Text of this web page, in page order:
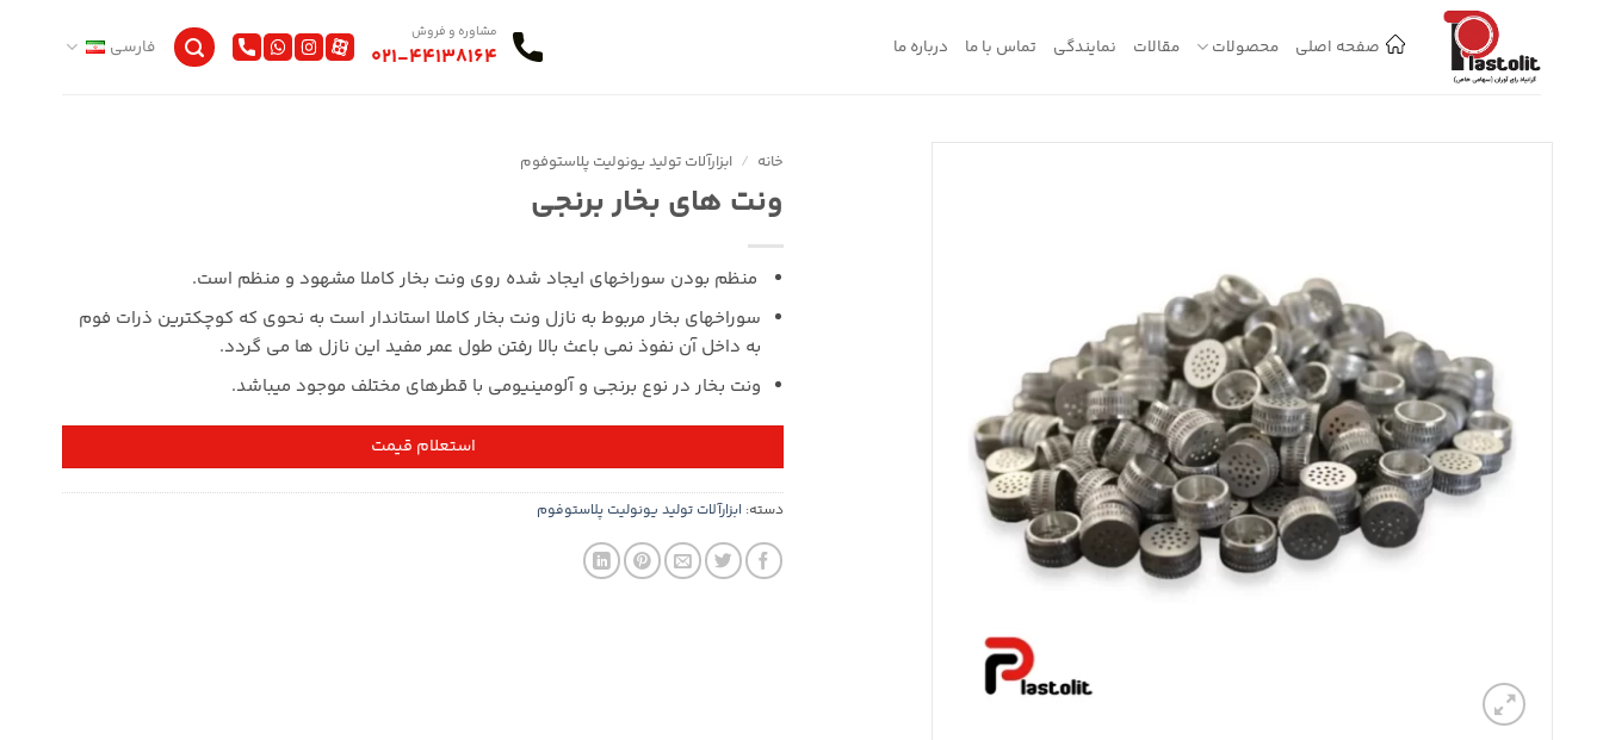
صفحه اصلی محصولات مقالات نمایندگی تماس با ما درباره ما
مشاوره و فروش
021-44138164 فارسی
خانه / ابزارآلات تولید یونولیت پلاستوفوم
ونت های بخار برنجی
منظم بودن سوراخهای ایجاد شده روی ونت بخار کاملا مشهود و منظم است.
سوراخهای بخار مربوط به نازل ونت بخار کاملا استاندار است به نحوی که کوچکترین ذرات فوم
به داخل آن نفوذ نمی باعث بالا رفتن طول عمر مفید این نازل ها می گردد.
ونت بخار در نوع برنجی و آلومینیومی با قطرهای مختلف موجود میباشد.
استعلام قیمت
دسته: ابزارآلات تولید یونولیت پلاستوفوم